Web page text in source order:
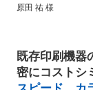
原田 祐 様
既存印刷機器
密にコストシ